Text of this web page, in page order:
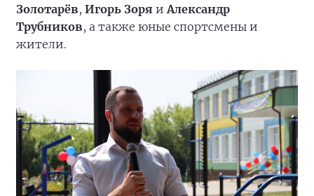
Золотарёв, Игорь Зоря иАлександр
Трубников, а также юные спортсмены и
жители.